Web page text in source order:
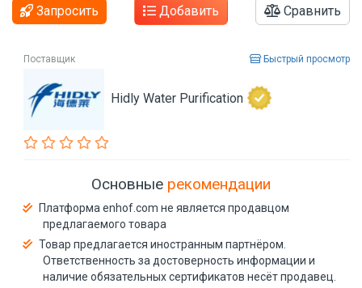
Запросить Добавить Сравнить
Поставщик Быстрый просмотр
Hidly Water Purification
Основные рекомендации
Платформа enhof.com не является продавцом
предлагаемого товара
Товар предлагается иностранным партнёром.
Ответственность за достоверность информации и
наличие обязательных сертификатов несёт продавец.